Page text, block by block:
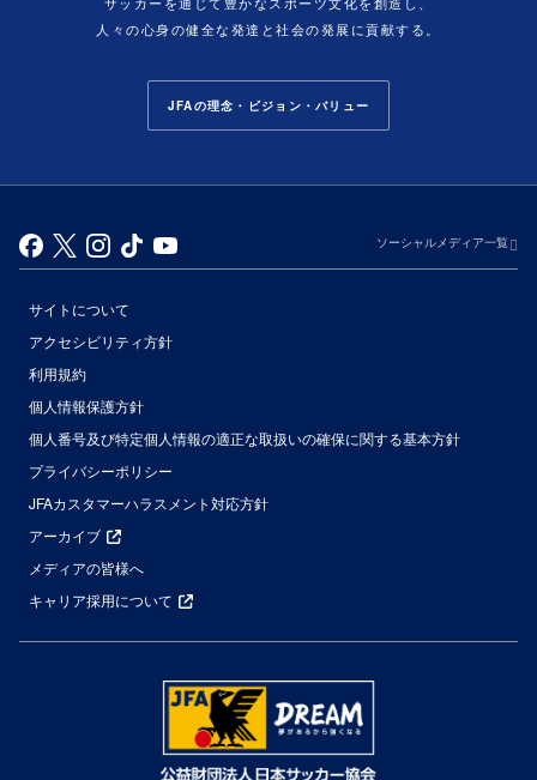
人々の心身の健全な発達と社会の発展に貢献する。
JFAの理念・ビジョン・バリュー
ソーシャルメディア一覧
サイトについて
アクセシビリティ方針
利用規約
個人情報保護方針
個人番号及び特定個人情報の適正な取扱いの確保に関する基本方針
プライバシーポリシー
JFAカスタマーハラスメント対応方針
アーカイブ
メディアの皆様へ
キャリア採用について